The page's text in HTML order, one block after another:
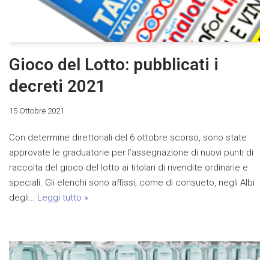
Gioco del Lotto: pubblicati i
decreti 2021
15 Ottobre 2021
Con determine direttoriali del 6 ottobre scorso, sono state
approvate le graduatorie per l’assegnazione di nuovi punti di
raccolta del gioco del lotto ai titolari di rivendite ordinarie e
speciali. Gli elenchi sono affissi, come di consueto, negli Albi
degli… Leggi tutto »